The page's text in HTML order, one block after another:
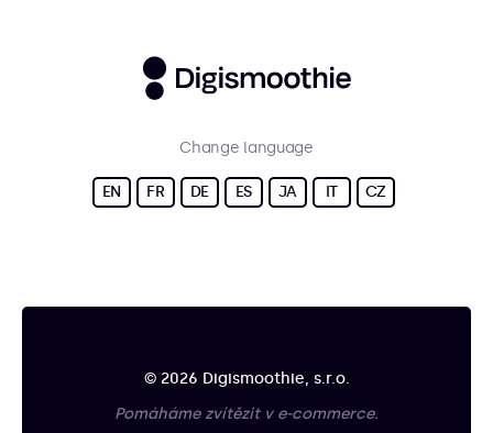
Change language
EN FR DE ES JA IT CZ
© 2026 Digismoothie, s.r.o.
Pomáháme zvítězit v e-commerce.